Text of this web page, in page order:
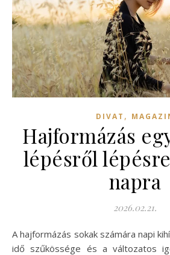
DIVAT ,
Hajformázás
lépésről
napra
2026.02.21.
A hajformázás sokak számára napi kihívást jelent, hiszen az
idő szűkössége és a változatos